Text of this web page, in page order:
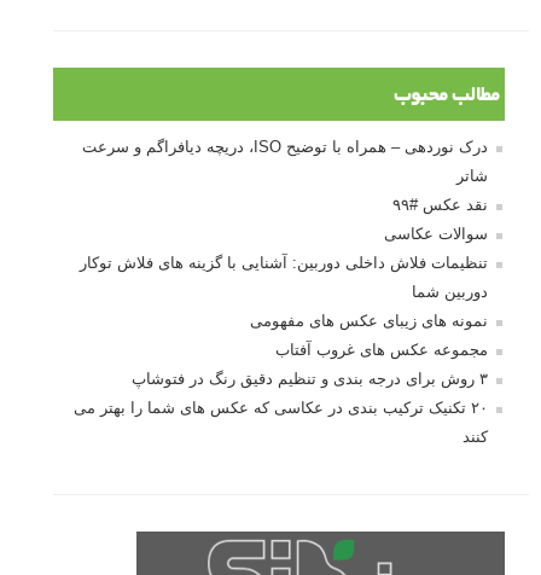
مطالب محبوب
درک نوردهی – همراه با توضیح ISO، دریچه دیافراگم و سرعت
شاتر
نقد عکس #۹۹
سوالات عکاسی
تنظیمات فلاش داخلی دوربین: آشنایی با گزینه های فلاش توکار
دوربین شما
نمونه های زیبای عکس های مفهومی
مجموعه عکس های غروب آفتاب
۳ روش برای درجه بندی و تنظیم دقیق رنگ در فتوشاپ
۲۰ تکنیک ترکیب بندی در عکاسی که عکس های شما را بهتر می
کنند